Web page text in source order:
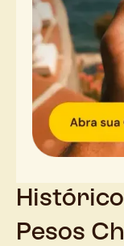
Pesos